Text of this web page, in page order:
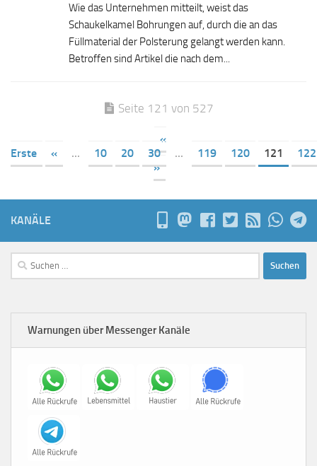
Wie das Unternehmen mitteilt, weist das
Schaukelkamel Bohrungen auf, durch die an das
Füllmaterial der Polsterung gelangt werden kann.
Betroffen sind Artikel die nach dem...
Seite 121 von 527
«
Erste
« ... 10 20 30 ... 119 120 121
122
»
KANÄLE
Suchen
nach:
Warnungen über Messenger Kanäle